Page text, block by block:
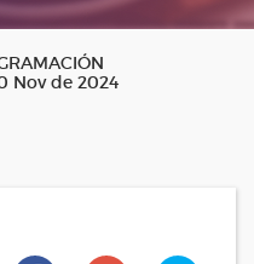
Nov de 2024